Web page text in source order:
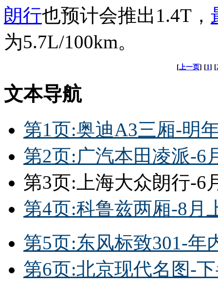
朗行也预计会推出1.4T，
为5.7L/100km。
[上一页] [1] [
文本导航
第1页:奥迪A3三厢-明
第2页:广汽本田凌派-6
第3页:上海大众朗行-6
第4页:科鲁兹两厢-8月
第5页:东风标致301-年
第6页:北京现代名图-